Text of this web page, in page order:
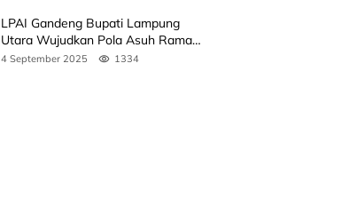
LPAI Gandeng Bupati Lampung
Utara Wujudkan Pola Asuh Ramah
Anak Lewat Seminar Kak Seto, Ini
4 September 2025 1334